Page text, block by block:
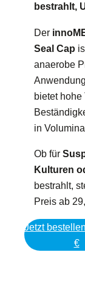
bestrahlt,
Der
Seal Cap
anaerobe
bietet hohe
in
Ob für
Kulturen
bestrahlt,
Preis ab
Jetzt
€